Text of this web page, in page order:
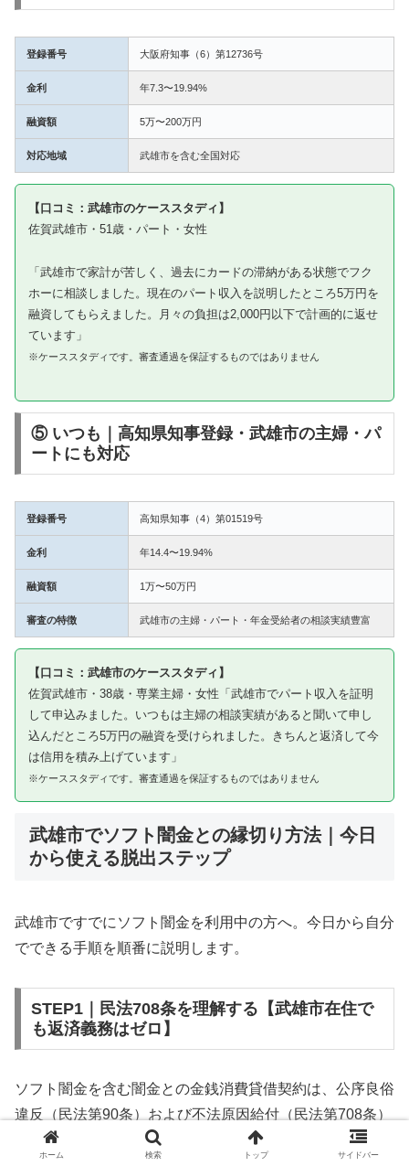
登録番号 大阪府知事（6）第12736号
金利 年7.3〜19.94%
融資額 5万〜200万円
対応地域 武雄市を含む全国対応
【口コミ：武雄市のケーススタディ】
佐賀武雄市・51歳・パート・女性
「武雄市で家計が苦しく、過去にカードの滞納がある状態でフク
ホーに相談しました。現在のパート収入を説明したところ5万円を
融資してもらえました。月々の負担は2,000円以下で計画的に返せ
ています」
※ケーススタディです。審査通過を保証するものではありません
⑤ いつも｜高知県知事登録・武雄市の主婦・パ
ートにも対応
登録番号 高知県知事（4）第01519号
金利 年14.4〜19.94%
融資額 1万〜50万円
審査の特徴 武雄市の主婦・パート・年金受給者の相談実績豊富
【口コミ：武雄市のケーススタディ】
佐賀武雄市・38歳・専業主婦・女性「武雄市でパート収入を証明
して申込みました。いつもは主婦の相談実績があると聞いて申し
込んだところ5万円の融資を受けられました。きちんと返済して今
は信用を積み上げています」
※ケーススタディです。審査通過を保証するものではありません
武雄市でソフト闇金との縁切り方法｜今日
から使える脱出ステップ
武雄市ですでにソフト闇金を利用中の方へ。今日から自分
でできる手順を順番に説明します。
STEP1｜民法708条を理解する【武雄市在住で
も返済義務はゼロ】
ソフト闇金を含む闇金との金銭消費貸借契約は、公序良俗
違反（民法第90条）および不法原因給付（民法第708条）
に該当するため、法的には無効です。武雄市在住であって
ホーム 検索 トップ サイドバー